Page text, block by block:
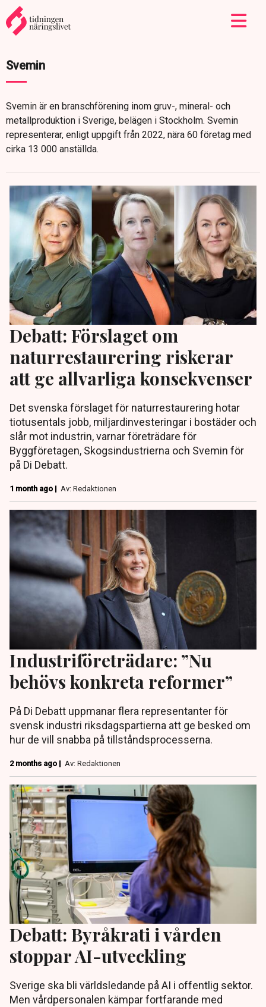
Svemin
Svemin är en branschförening inom gruv-, mineral- och
metallproduktion i Sverige, belägen i Stockholm. Svemin
representerar, enligt uppgift från 2022, nära 60 företag med
cirka 13 000 anställda.
Debatt: Förslaget om
naturrestaurering riskerar
att ge allvarliga konsekvenser
Det svenska förslaget för naturrestaurering hotar
tiotusentals jobb, miljardinvesteringar i bostäder och
slår mot industrin, varnar företrädare för
Byggföretagen, Skogsindustrierna och Svemin för
på Di Debatt.
1 month ago | Av: Redaktionen
Industriföreträdare: ”Nu
behövs konkreta reformer”
På Di Debatt uppmanar flera representanter för
svensk industri riksdagspartierna att ge besked om
hur de vill snabba på tillståndsprocesserna.
2 months ago | Av: Redaktionen
Debatt: Byråkrati i vården
stoppar AI-utveckling
Sverige ska bli världsledande på AI i offentlig sektor.
Men vårdpersonalen kämpar fortfarande med